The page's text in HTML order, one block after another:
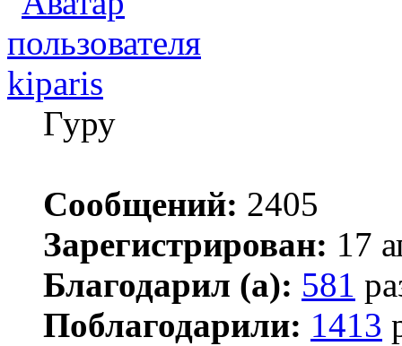
kiparis
Гуру
Сообщений: 2405
Зарегистрирован: 17
Благодарил (а): 581
Поблагодарили: 1413